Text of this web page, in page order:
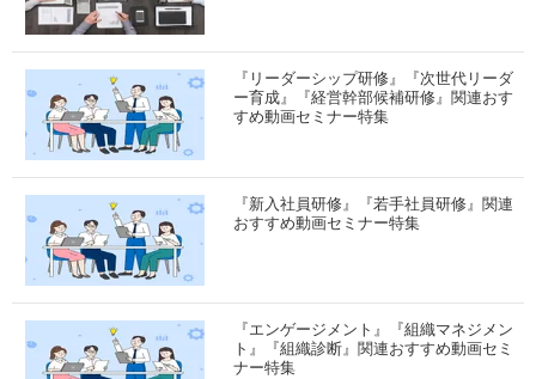
『リーダーシップ研修』『次世代リーダ
ー育成』『経営幹部候補研修』関連おす
すめ動画セミナー特集
『新入社員研修』『若手社員研修』関連
おすすめ動画セミナー特集
『エンゲージメント』『組織マネジメン
ト』『組織診断』関連おすすめ動画セミ
ナー特集